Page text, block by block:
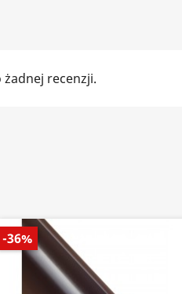
recenzji.
-36%